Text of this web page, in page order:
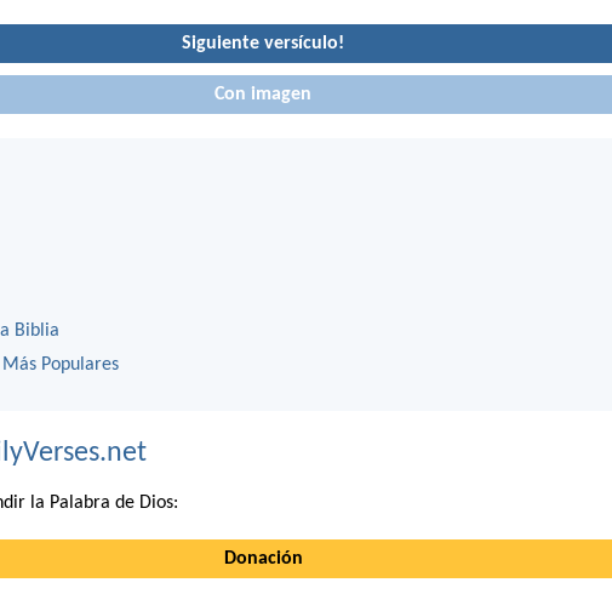
Siguiente versículo!
Con imagen
Biblia
Populares
la Palabra de Dios:
Donación